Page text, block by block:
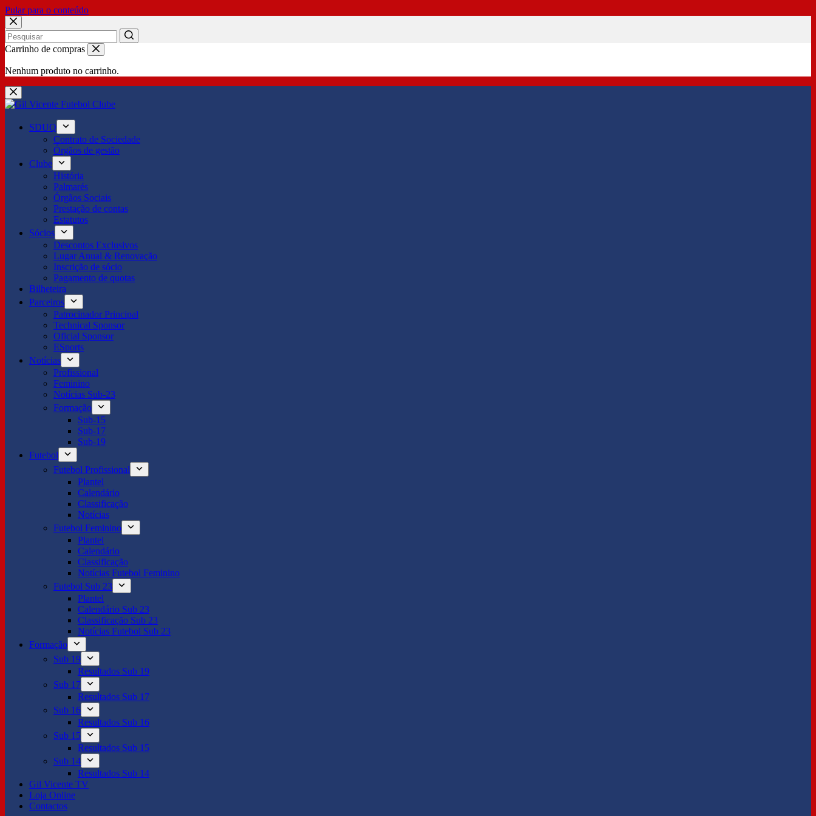
Pular para o conteúdo
No
Carrinho de compras
Nenhum produto no carrinho.
SDUQ
Contrato de Sociedade
Órgãos de gestão
Clube
História
Palmarés
Órgãos Sociais
Prestação de contas
Estatutos
Sócios
Descontos Exclusivos
Lugar Anual & Renovação
Inscrição de sócio
Pagamento de quotas
Bilheteira
Parceiros
Patrocinador Principal
Technical Sponsor
Oficial Sponsor
ESports
Notícias
Profissional
Feminino
Notícias Sub-23
Formação
Sub-15
Sub-17
Sub-19
Futebol
Futebol Profissional
Plantel
Calendário
Classificação
Notícias
Futebol Feminino
Plantel
Calendário
Classificação
Notícias Futebol Feminino
Futebol Sub 23
Plantel
Calendário Sub 23
Classificação Sub 23
Notícias Futebol Sub 23
Formação
Sub 19
Resultados Sub 19
Sub 17
Resultados Sub 17
Sub 16
Resultados Sub 16
Sub 15
Resultados Sub 15
Sub 14
Resultados Sub 14
Gil Vicente TV
Loja Online
Contactos